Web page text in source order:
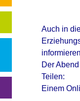
Auch in
Der
Teilen:
Einem